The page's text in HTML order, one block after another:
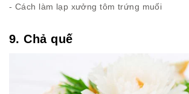
- Cách làm lạp xưởng tôm trứng muối
9. Chả quế